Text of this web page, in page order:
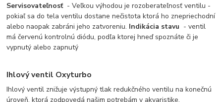
Servisovateľnosť- Veľkou výhodou je rozoberateľnosť ventilu -
pokiaľ sa do tela ventilu dostane nečistota ktorá ho znepriechodní
alebo naopak zabráni jeho zatvoreniu. Indikácia stavu - ventil
má červenú kontrolnú diódu, podľa ktorej hneď spoznáte či je
vypnutý alebo zapnutý
Ihlový ventil Oxyturbo
Ihlový ventil znižuje výstupný tlak redukčného ventilu na konečnú
úroveň, ktorá zodpovedá našim potrebám v akvaristike.